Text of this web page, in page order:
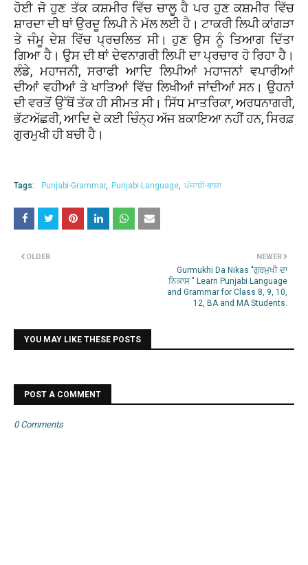
ਹੋਈ ਜੋ ਹੁਣ ਤੱਕ ਕਸ਼ਮੀਰ ਵਿੱਚ ਚਾਲੂ ਹੈ ਪਰ ਹੁਣ ਕਸ਼ਮੀਰ ਵਿੱਚ
ਸ਼ਾਰਦਾ ਦੀ ਥਾਂ ਉਰਦੂ ਲਿਪੀ ਨੇ ਮੱਲ ਲਈ ਹੈ। ਟਾਕਰੀ ਲਿਪੀ ਕਾਂਗੜਾ
ਤੇ ਜੰਮੂ ਦੇਸ਼ ਵਿੱਚ ਪ੍ਰਚਲਿਤ ਸੀ। ਹੁਣ ਉਸ ਨੂੰ ਤਿਆਗ ਦਿੱਤਾ
ਗਿਆ ਹੈ। ਉਸ ਦੀ ਥਾਂ ਦੇਵਨਾਗਰੀ ਲਿਪੀ ਦਾ ਪ੍ਰਚਾਰ ਹੋ ਰਿਹਾ ਹੈ।
ਲੰਡੇ, ਮਹਾਜਨੀ, ਸਰਾਫੀ ਆਦਿ ਲਿਪੀਆਂ ਮਹਾਜਨਾਂ ਵਪਾਰੀਆਂ
ਦੀਆਂ ਵਹੀਆਂ ਤੇ ਖਾਤਿਆਂ ਵਿੱਚ ਲਿਖੀਆਂ ਜਾਂਦੀਆਂ ਸਨ। ਉਹਨਾਂ
ਦੀ ਵਰਤੋਂ ਉੱਥੋਂ ਤੱਕ ਹੀ ਸੀਮਤ ਸੀ। ਸਿੱਧ ਮਾਤਰਿਕਾ, ਅਰਧਨਾਗਰੀ,
ਭੱਟਅੱਛਰੀ, ਆਦਿ ਦੇ ਕਈ ਚਿੰਨ੍ਹ ਅੱਜ ਬਕਾਇਆ ਨਹੀਂ ਹਨ, ਸਿਰਫ਼
ਗੁਰਮੁਖੀ ਹੀ ਬਚੀ ਹੈ।
Tags: Punjabi-Grammar Punjabi-Language ਪੰਜਾਬੀ-ਭਾਸ਼ਾ
NEWER
Gurmukhi Da Nikas "ਗੁਰਮੁਖੀ ਦਾ
ਨਿਕਾਸ " Learn Punjabi Language
and Grammar for Class 8, 9, 10,
12, BA and MA Students.
OLDER
YOU MAY LIKE THESE POSTS
POST A COMMENT
0 Comments